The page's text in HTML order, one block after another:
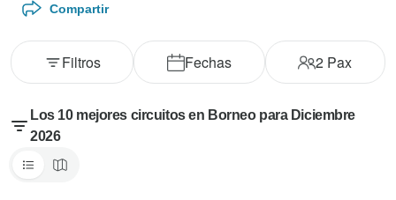
Compartir
Fechas 2 Pax
Filtros
Los 10 mejores circuitos en Borneo para Diciembre
2026